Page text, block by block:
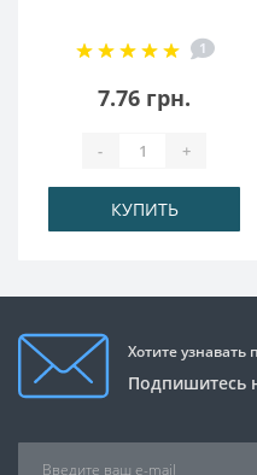
1
7.76 грн.
- +
КУПИТЬ
Хотите узнавать
Подпишитесь